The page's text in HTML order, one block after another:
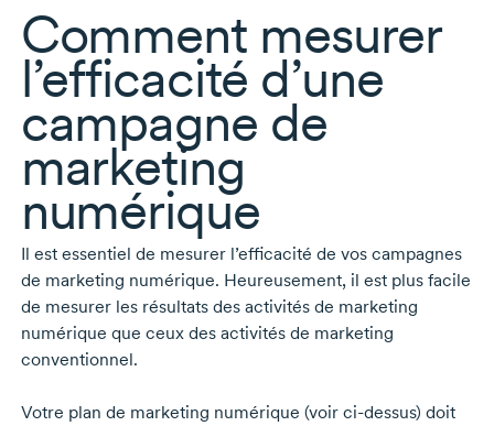
Comment mesurer
l’efficacité d’une
campagne de
marketing
numérique
Il est essentiel de mesurer l’efficacité de vos campagnes
de marketing numérique. Heureusement, il est plus facile
de mesurer les résultats des activités de marketing
numérique que ceux des activités de marketing
conventionnel.
Votre plan de marketing numérique (voir ci-dessus) doit